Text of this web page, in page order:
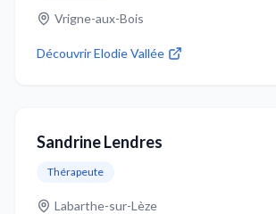
Vrigne-aux-Bois
DécouvrirElodie Vallée
Sandrine Lendres
Thérapeute
Labarthe-sur-Lèze